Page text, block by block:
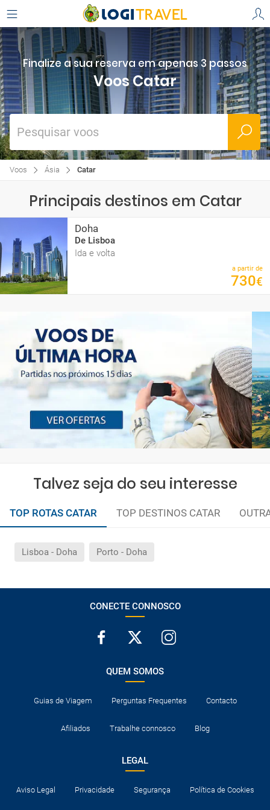
Finalize a sua reserva em apenas 3 passos
Voos Catar
Pesquisar voos
Voos Ásia Catar
Principais destinos em Catar
Doha
De Lisboa
Ida e volta
a partir de
730€
Talvez seja do seu interesse
TOP ROTAS CATAR TOP DESTINOS CATAR
Lisboa - Doha Porto - Doha
CONECTE CONNOSCO
QUEM SOMOS
Guias de Viagem Perguntas Frequentes Contacto
Afiliados Trabalhe connosco Blog
LEGAL
Aviso Legal Privacidade Segurança Política de Cookies